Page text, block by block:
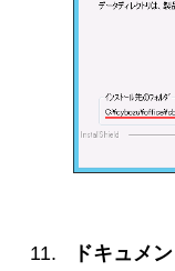
ドキュメ